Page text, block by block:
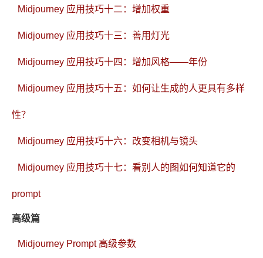
Midjourney 应用技巧十二：增加权重
Midjourney 应用技巧十三：善用灯光
Midjourney 应用技巧十四：增加风格——年份
Midjourney 应用技巧十五：如何让生成的人更具有多样
性？
Midjourney 应用技巧十六：改变相机与镜头
Midjourney 应用技巧十七：看别人的图如何知道它的
prompt
高级篇
Midjourney Prompt 高级参数